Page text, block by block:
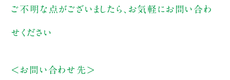
ご不明な点がございましたら、お気軽にお問い合わ
せください
＜お問い合わせ先＞